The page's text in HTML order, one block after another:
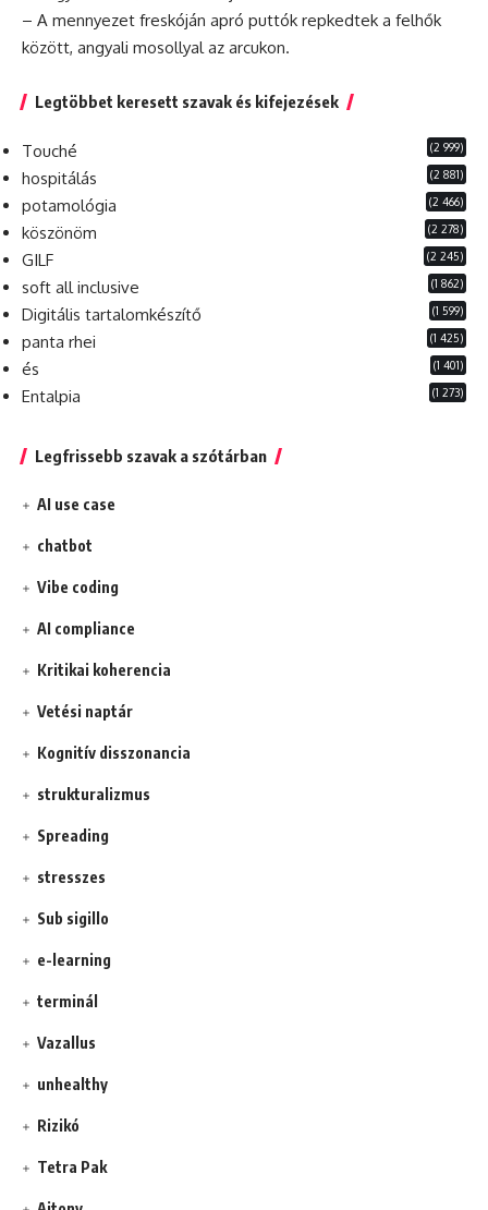
– A mennyezet freskóján apró puttók repkedtek a felhők
között, angyali mosollyal az arcukon.
Legtöbbet keresett szavak és kifejezések
Touché (2 999)
hospitálás (2 881)
potamológia (2 466)
köszönöm (2 278)
GILF (2 245)
soft all inclusive (1 862)
Digitális tartalomkészítő (1 599)
panta rhei (1 425)
és (1 401)
Entalpia (1 273)
Legfrissebb szavak a szótárban
AI use case
chatbot
Vibe coding
AI compliance
Kritikai koherencia
Vetési naptár
Kognitív disszonancia
strukturalizmus
Spreading
stresszes
Sub sigillo
e-learning
terminál
Vazallus
unhealthy
Rizikó
Tetra Pak